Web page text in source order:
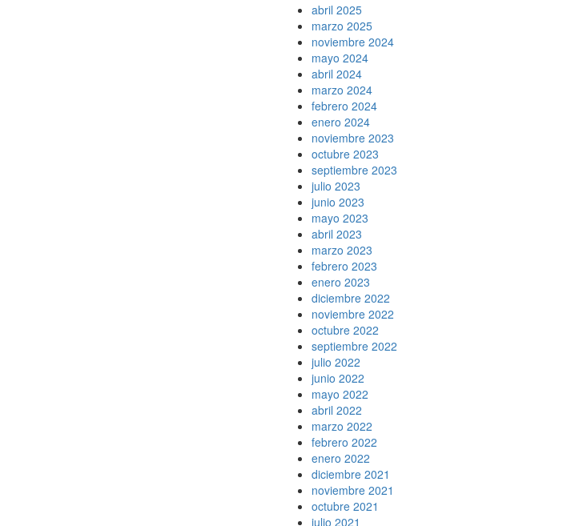
abril 2025
marzo 2025
noviembre 2024
mayo 2024
abril 2024
marzo 2024
febrero 2024
enero 2024
noviembre 2023
octubre 2023
septiembre 2023
julio 2023
junio 2023
mayo 2023
abril 2023
marzo 2023
febrero 2023
enero 2023
diciembre 2022
noviembre 2022
octubre 2022
septiembre 2022
julio 2022
junio 2022
mayo 2022
abril 2022
marzo 2022
febrero 2022
enero 2022
diciembre 2021
noviembre 2021
octubre 2021
julio 2021